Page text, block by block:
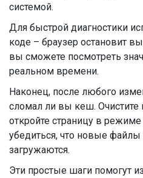
системой.
Для быстрой диагностики
коде – браузер остановит
вы сможете посмотреть
реальном времени.
Наконец, после любого
сломал ли вы кеш. Очистите
откройте страницу в
убедиться, что новые файлы
загружаются.
Эти простые шаги помогут